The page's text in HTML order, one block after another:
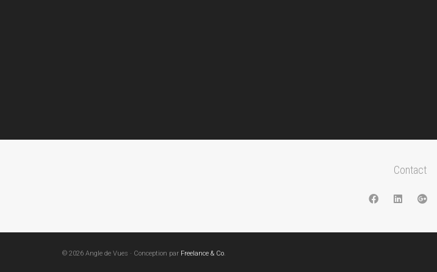
Contact
© 2026 Angle de Vues · Conception par Freelance & Co.